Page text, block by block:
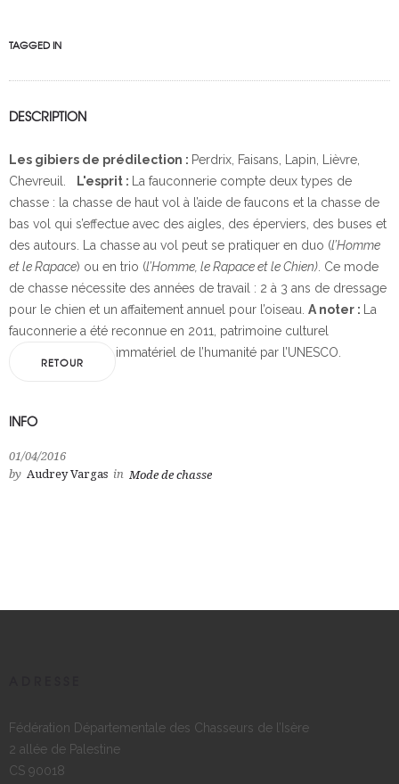
TAGGED IN
DESCRIPTION
Les gibiers de prédilection : Perdrix, Faisans, Lapin, Lièvre,
Chevreuil.
L'esprit : La fauconnerie compte deux types de
chasse : la chasse de haut vol à l’aide de faucons et la chasse de
bas vol qui s’effectue avec des aigles, des éperviers, des buses et
des autours. La chasse au vol peut se pratiquer en duo (l’Homme
et le Rapace) ou en trio (l’Homme, le Rapace et le Chien). Ce mode
de chasse nécessite des années de travail : 2 à 3 ans de dressage
pour le chien et un affaitement annuel pour l’oiseau. A noter : La
fauconnerie a été reconnue en 2011, patrimoine culturel
immatériel de l’humanité par l’UNESCO.
RETOUR
INFO
01/04/2016
by Audrey Vargas in Mode de chasse
Fédération Départementale des Chasseurs de l’Isère
2 allée de Palestine
CS 90018